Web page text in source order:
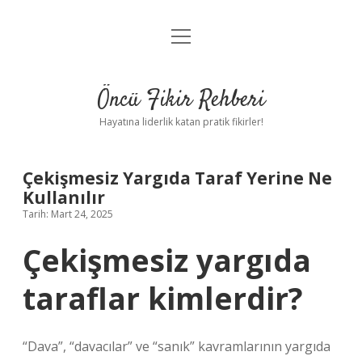
Anasayfa
Yasal Uyarı
menüyü
Öncü Fikir Rehberi
Hayatına liderlik katan pratik fikirler!
Çekişmesiz Yargıda Taraf Yerine Ne
Kullanılır
Tarih: Mart 24, 2025
Çekişmesiz yargıda
taraflar kimlerdir?
“Dava”, “davacılar” ve “sanık” kavramlarının yargıda